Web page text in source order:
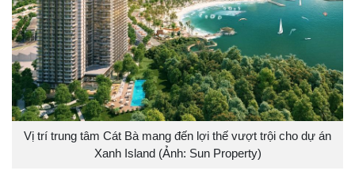
Vị trí trung tâm Cát Bà mang đến lợi thế vượt trội cho dự án
Xanh Island (Ảnh: Sun Property)